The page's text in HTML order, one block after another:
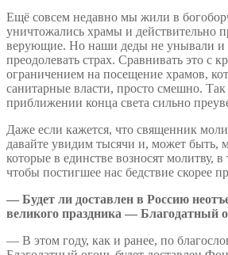
Ещё совсем недавно мы жили в
уничтожались храмы и действительно
верующие. Но наши деды не унывали и
преодолевать страх. Сравнивать это с
ограничением на посещение храмов,
санитарные власти, просто смешно. Так
приближении конца света сильно
Даже если кажется, что священник
давайте увидим тысячи и, может
которые в единстве возносят молитву,
чтобы постигшее нас бедствие скорее
— Будет ли доставлен в Россию
великого праздника — Благодатный
— В этом году, как и ранее, по